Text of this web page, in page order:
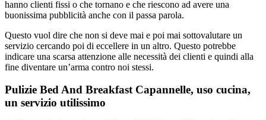
hanno clienti fissi o che tornano e che riescono ad avere una
buonissima pubblicità anche con il passa parola.
Questo vuol dire che non si deve mai e poi mai sottovalutare un
servizio cercando poi di eccellere in un altro. Questo potrebbe
indicare una scarsa attenzione alle necessità dei clienti e quindi alla
fine diventare un’arma contro noi stessi.
Pulizie Bed And Breakfast Capannelle, uso cucina,
un servizio utilissimo